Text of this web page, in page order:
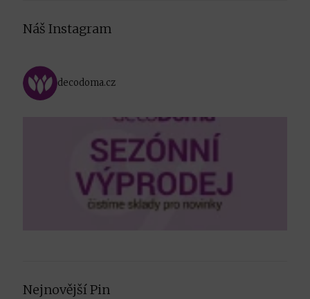
Náš Instagram
decodoma.cz
Nejnovější Pin